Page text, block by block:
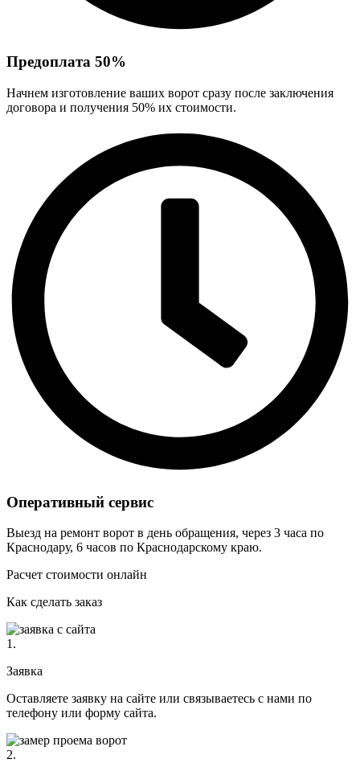
Предоплата 50%
Начнем изготовление ваших ворот сразу после заключения
договора и получения 50% их стоимости.
Оперативный сервис
Выезд на ремонт ворот в день обращения, через 3 часа по
Краснодару, 6 часов по Краснодарскому краю.
Расчет стоимости онлайн
Как сделать заказ
1.
Заявка
Оставляете заявку на сайте или связываетесь с нами по
телефону или форму сайта.
2.